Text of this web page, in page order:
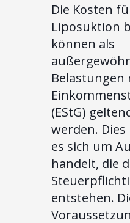
Die Kosten
Liposuktion
können als
Belastungen
(EStG)
werden.
es sich um
handelt, die
entstehen.